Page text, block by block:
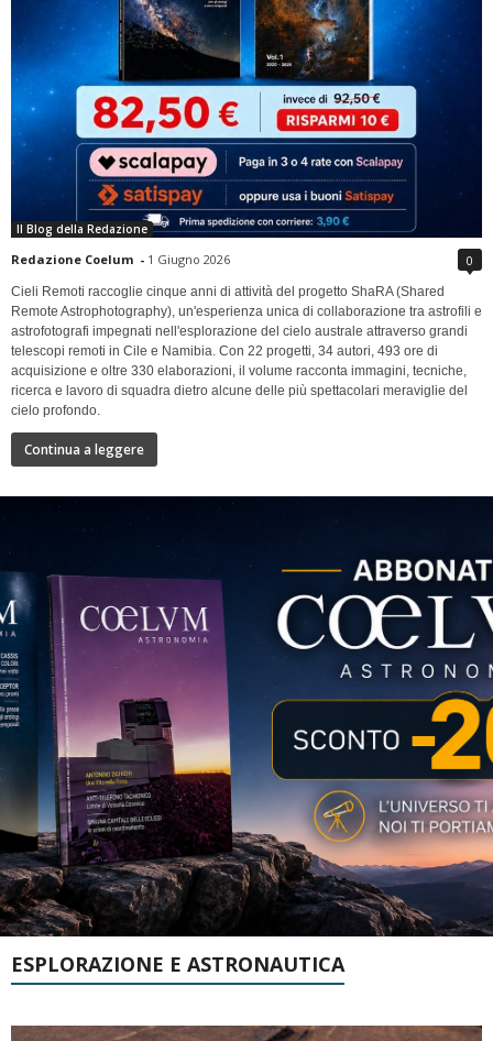
Il Blog della Redazione
Redazione Coelum - 1 Giugno 2026 0
Cieli Remoti raccoglie cinque anni di attività del progetto ShaRA (Shared
Remote Astrophotography), un'esperienza unica di collaborazione tra astrofili e
astrofotografi impegnati nell'esplorazione del cielo australe attraverso grandi
telescopi remoti in Cile e Namibia. Con 22 progetti, 34 autori, 493 ore di
acquisizione e oltre 330 elaborazioni, il volume racconta immagini, tecniche,
ricerca e lavoro di squadra dietro alcune delle più spettacolari meraviglie del
cielo profondo.
Continua a leggere
ESPLORAZIONE E ASTRONAUTICA